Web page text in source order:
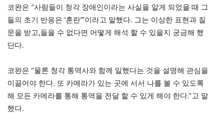
코완은 “사람들이 청각 장애인이라는 사실을 알게 되었을 때 그
들의 초기 반응은 ‘혼란'”이라고 말했다. 그는 이상한 표현과 질
문을 받고,들을 수 없다면 어떻게 해석 할 수 있을지 궁금해 했
단다.
코완은 “물론 청각 통역사와 함께 일했다는 것을 설명해 관심을
이끌어야 한다. 또 카메라가 있는 곳에 서서 나를 볼 수 있도록
해 모든 카메라를 통해 통역을 전달 할 수 있게 해야 한다.”고 말
했다.